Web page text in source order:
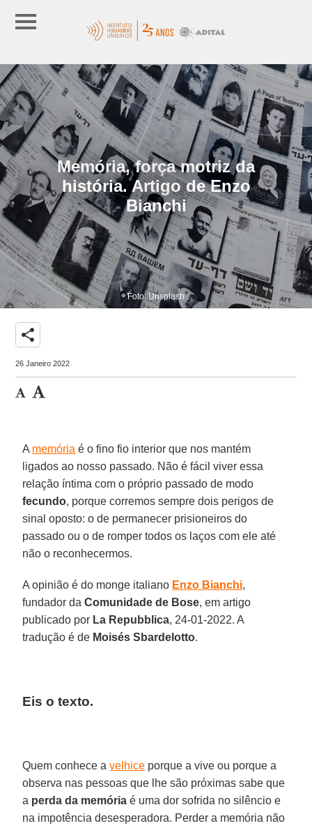
Memória, força motriz da
história. Artigo de Enzo
Bianchi
Foto: Unsplash
share
26 Janeiro 2022
A memória é o fino fio interior que nos mantém
ligados ao nosso passado. Não é fácil viver essa
relação íntima com o próprio passado de modo
fecundo, porque corremos sempre dois perigos de
sinal oposto: o de permanecer prisioneiros do
passado ou o de romper todos os laços com ele até
não o reconhecermos.
A opinião é do monge italiano Enzo Bianchi,
fundador daComunidade de Bose, em artigo
publicado por La Repubblica, 24-01-2022. A
tradução é de Moisés Sbardelotto.
Eis o texto.
Quem conhece avelhice porque a vive ou porque a
observa nas pessoas que lhe são próximas sabe que
a perda da memória é uma dor sofrida no silêncio e
na impotência desesperadora. Perder a memória não